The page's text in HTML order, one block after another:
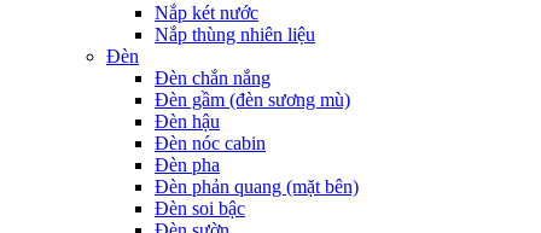
Nắp két nước
Nắp thùng nhiên liệu
Đèn
Đèn chắn nắng
Đèn gầm (đèn sương mù)
Đèn hậu
Đèn nóc cabin
Đèn pha
Đèn phản quang (mặt bên)
Đèn soi bậc